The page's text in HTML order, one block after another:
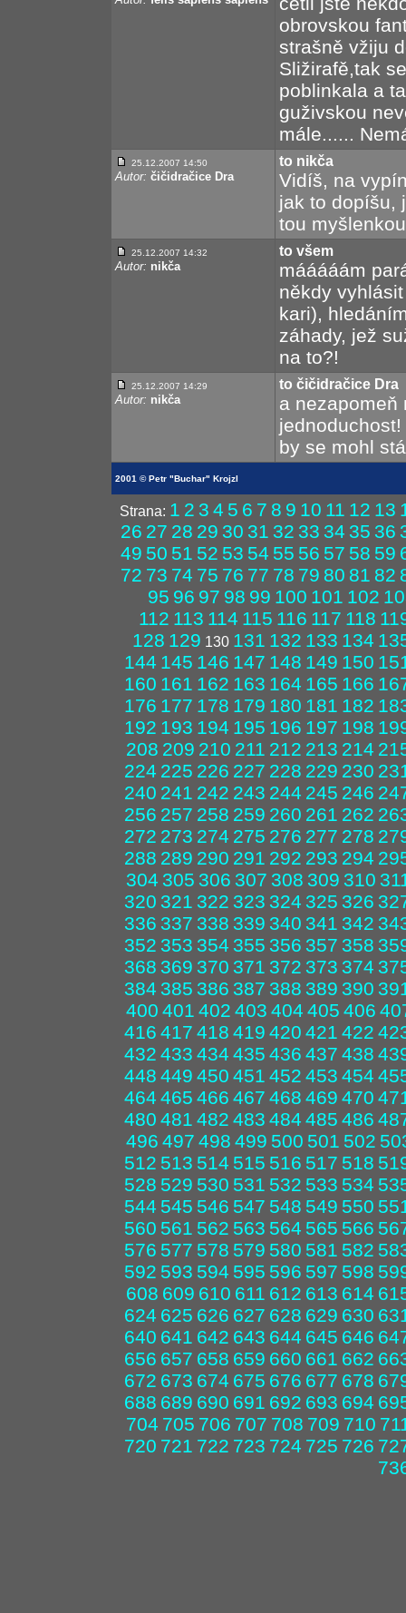
obrovskou
strašně vžiju
Sližirafě,tak
poblinkala a
guživskou
mále......
25.12.2007 14:50
Autor: čičidračice Dra
to nikča
Vidíš, na
jak to dopíšu,
tou
25.12.2007 14:32
Autor: nikča
to všem
mááááám
někdy
kari),
záhady, jež
na to?!
25.12.2007 14:29
Autor: nikča
to čičidračice Dra
a nezapomeň
by se mohl
2001 © Petr "Buchar" Krojzl
Strana: 1 2 3 4 5 6 7 8 9 10 11 12 13
26 27 28 29 30 31 32 33 34 35 36
49 50 51 52 53 54 55 56 57 58 59
72 73 74 75 76 77 78 79 80 81 82
95 96 97 98 99 100 101 102
112 113 114 115 116 117 118
128 129 130 131 132 133 134
144 145 146 147 148 149 150
160 161 162 163 164 165 166
176 177 178 179 180 181 182
192 193 194 195 196 197 198
208 209 210 211 212 213 214
224 225 226 227 228 229 230
240 241 242 243 244 245 246
256 257 258 259 260 261 262
272 273 274 275 276 277 278
288 289 290 291 292 293 294
304 305 306 307 308 309 310
320 321 322 323 324 325 326
336 337 338 339 340 341 342
352 353 354 355 356 357 358
368 369 370 371 372 373 374
384 385 386 387 388 389 390
400 401 402 403 404 405 406
416 417 418 419 420 421 422
432 433 434 435 436 437 438
448 449 450 451 452 453 454
464 465 466 467 468 469 470
480 481 482 483 484 485 486
496 497 498 499 500 501 502
512 513 514 515 516 517 518
528 529 530 531 532 533 534
544 545 546 547 548 549 550
560 561 562 563 564 565 566
576 577 578 579 580 581 582
592 593 594 595 596 597 598
608 609 610 611 612 613 614
624 625 626 627 628 629 630
640 641 642 643 644 645 646
656 657 658 659 660 661 662
672 673 674 675 676 677 678
688 689 690 691 692 693 694
704 705 706 707 708 709 710
720 721 722 723 724 725 726